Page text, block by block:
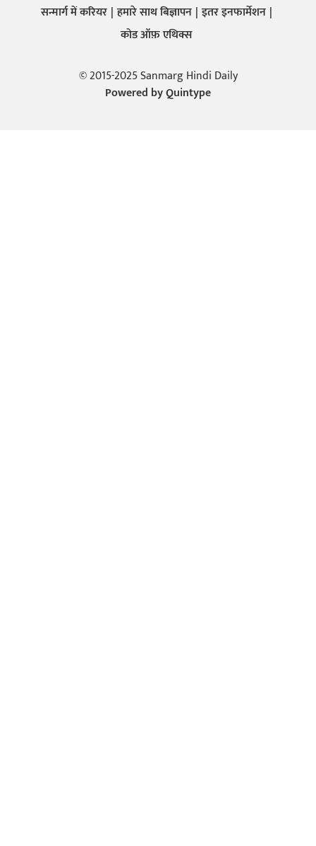
सन्मार्ग में करियर हमारे साथ बिज्ञापन इतर इनफार्मेशन
कोड ऑफ़ एथिक्स
© 2015-2025 Sanmarg Hindi Daily
Powered byQuintype